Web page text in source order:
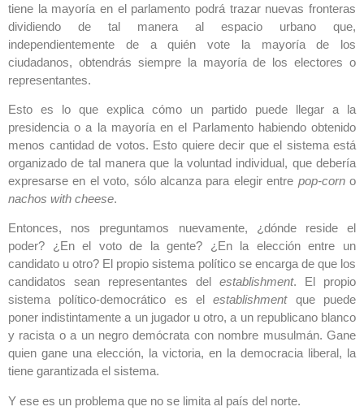
tiene la mayoría en el parlamento podrá trazar nuevas fronteras
dividiendo de tal manera al espacio urbano que,
independientemente de a quién vote la mayoría de los
ciudadanos, obtendrás siempre la mayoría de los electores o
representantes.
Esto es lo que explica cómo un partido puede llegar a la
presidencia o a la mayoría en el Parlamento habiendo obtenido
menos cantidad de votos. Esto quiere decir que el sistema está
organizado de tal manera que la voluntad individual, que debería
expresarse en el voto, sólo alcanza para elegir entre pop-corno
nachos with cheese.
Entonces, nos preguntamos nuevamente, ¿dónde reside el
poder? ¿En el voto de la gente? ¿En la elección entre un
candidato u otro? El propio sistema político se encarga de que los
candidatos sean representantes del establishment. El propio
sistema político-democrático es elestablishment que puede
poner indistintamente a un jugador u otro, a un republicano blanco
y racista o a un negro demócrata con nombre musulmán. Gane
quien gane una elección, la victoria, en la democracia liberal, la
tiene garantizada el sistema.
Y ese es un problema que no se limita al país del norte.